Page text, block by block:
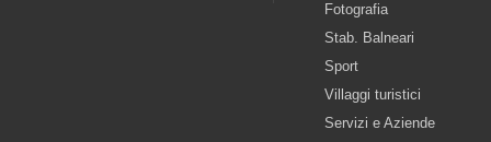
Fotografia
Stab. Balneari
Sport
Villaggi turistici
Servizi e Aziende